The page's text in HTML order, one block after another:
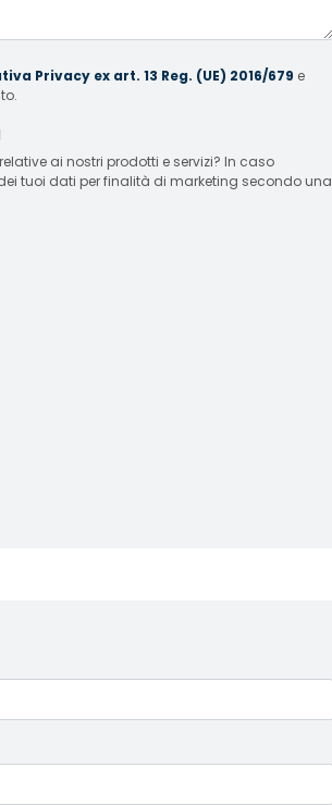
Privacy ex art. 13 Reg. (UE) 2016/679 e
ai nostri prodotti e servizi? In caso
tuoi dati per finalità di marketing secondo una